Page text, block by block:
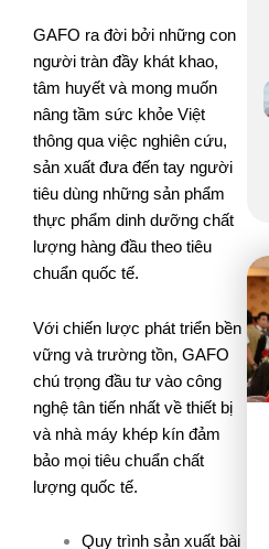
GAFO ra đời bởi những con
người tràn đầy khát khao,
tâm huyết và mong muốn
nâng tầm sức khỏe Việt
thông qua việc nghiên cứu,
sản xuất đưa đến tay người
tiêu dùng những sản phẩm
thực phẩm dinh dưỡng chất
lượng hàng đầu theo tiêu
chuẩn quốc tế.
Với chiến lược phát triển bền
vững và trường tồn, GAFO
chú trọng đầu tư vào công
nghệ tân tiến nhất về thiết bị
và nhà máy khép kín đảm
bảo mọi tiêu chuẩn chất
lượng quốc tế.
Quy trình sản xuất bài